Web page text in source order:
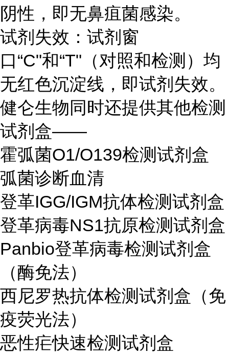
阴性，即无鼻疽菌感染。
试剂失效：试剂窗
口“C"和“T"（对照和检测）均
无红色沉淀线，即试剂失效。
健仑生物同时还提供其他检测
试剂盒——
霍弧菌O1/O139检测试剂盒
弧菌诊断血清
登革IGG/IGM抗体检测试剂盒
登革病毒NS1抗原检测试剂盒
Panbio登革病毒检测试剂盒
（酶免法）
西尼罗热抗体检测试剂盒（免
疫荧光法）
恶性疟快速检测试剂盒